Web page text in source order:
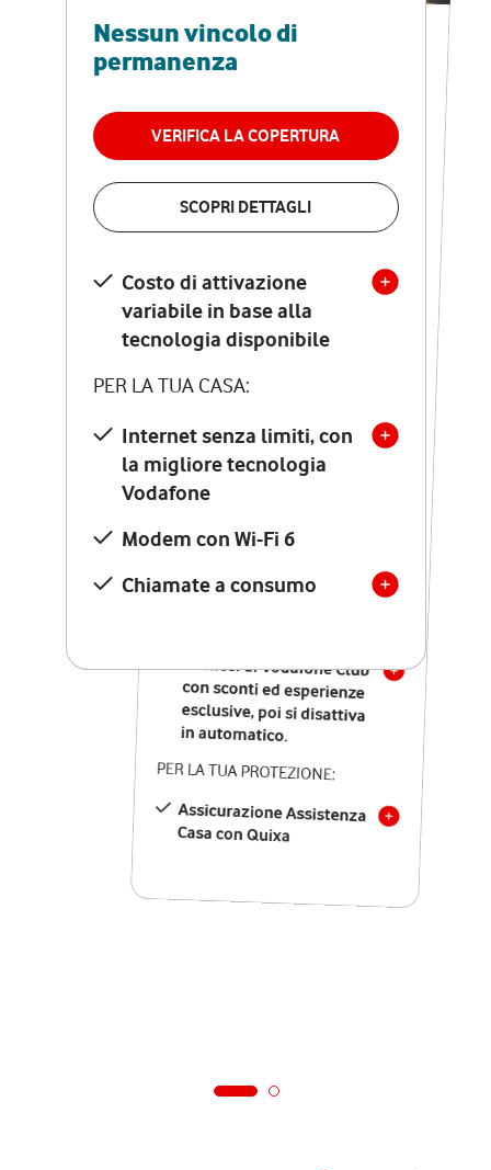
Nessun vincolo di
permanenza
VERIFICA LA COPERTURA
SCOPRI DETTAGLI
Costo di attivazione
variabile in base alla
tecnologia disponibile
PER LA TUA CASA:
Internet senza limiti, con
la migliore tecnologia
Vodafone
Modem con Wi-Fi 6
Chiamate a consumo
RETE FISSA + VODAFONE CLUB
29,95€
permanenza
VERIFICA LA COPERTURA
Costo di attivazione
variabile in base alla
tecnologia disponibile
PER LA TUA CASA:
Internet senza limiti, con
la migliore tecnologia
Vodafone
Modem Seven con Wi-Fi 7
Chiamate illimitate verso
numeri fissi e mobili
nazionali
12 mesi di Vodafone Club
con sconti ed esperienze
esclusive, poi si disattiva
in automatico.
PER LA TUA PROTEZIONE:
Assicurazione Assistenza
Casa con Quixa